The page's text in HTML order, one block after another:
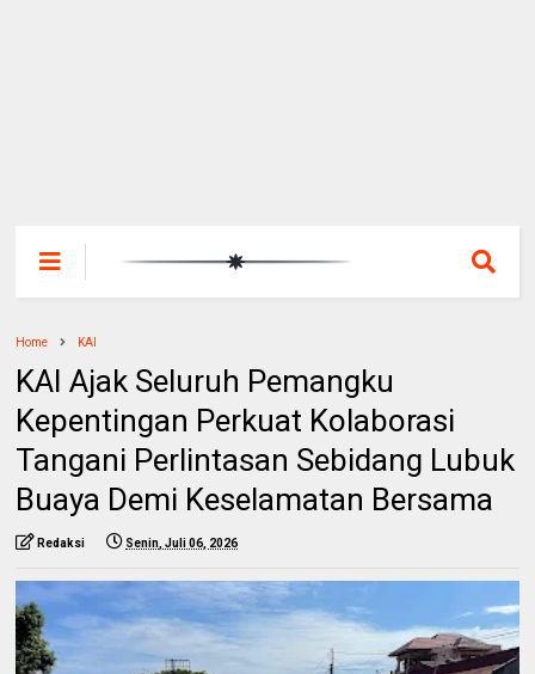
Home KAI
KAI Ajak Seluruh Pemangku
Kepentingan Perkuat Kolaborasi
Tangani Perlintasan Sebidang Lubuk
Buaya Demi Keselamatan Bersama
Redaksi Senin, Juli 06, 2026